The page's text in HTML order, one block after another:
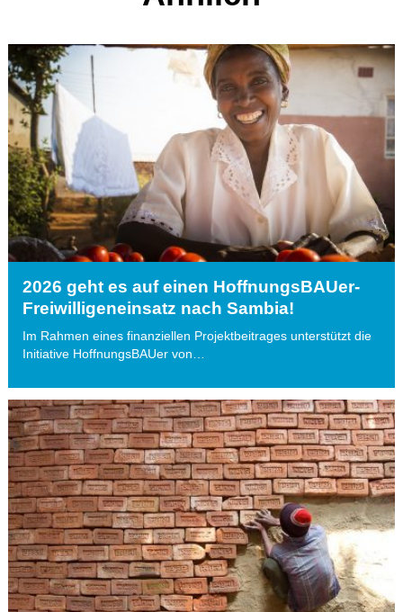
2026 geht es auf einen HoffnungsBAUer-
Freiwilligeneinsatz nach Sambia!
Im Rahmen eines finanziellen Projektbeitrages unterstützt die
Initiative HoffnungsBAUer von…